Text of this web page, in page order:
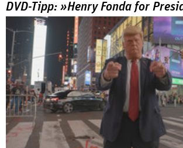
DVD-Tipp: »Henry Fonda for